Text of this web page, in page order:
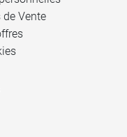
Vente